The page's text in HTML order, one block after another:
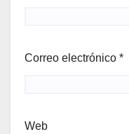
Correo electrónico *
Web